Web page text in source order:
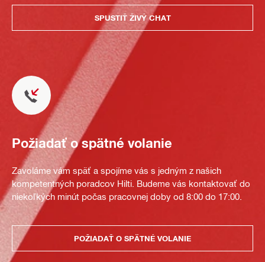
SPUSTIŤ ŽIVÝ CHAT
Požiadať o spätné volanie
Zavoláme vám späť a spojíme vás s jedným z našich
kompetentných poradcov Hilti. Budeme vás kontaktovať do
niekoľkých minút počas pracovnej doby od 8:00 do 17:00.
POŽIADAŤ O SPÄTNÉ VOLANIE